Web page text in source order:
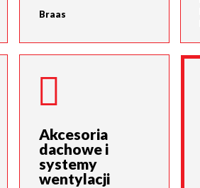
Braas
Akcesoria
dachowe i
systemy
wentylacji